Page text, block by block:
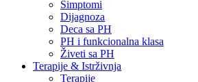
Simptomi
Dijagnoza
Deca sa PH
PH i funkcionalna klasa
Živeti sa PH
Terapije & Istrživnja
Terapije